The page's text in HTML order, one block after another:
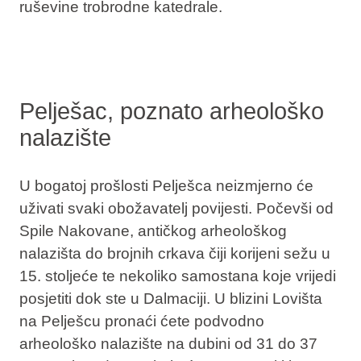
ruševine trobrodne katedrale.
Pelješac, poznato arheološko
nalazište
U bogatoj prošlosti Pelješca neizmjerno će
uživati svaki obožavatelj povijesti. Počevši od
Spile Nakovane, antičkog arheološkog
nalazišta do brojnih crkava čiji korijeni sežu u
15. stoljeće te nekoliko samostana koje vrijedi
posjetiti dok ste u Dalmaciji. U blizini Lovišta
na Pelješcu pronaći ćete podvodno
arheološko nalazište na dubini od 31 do 37